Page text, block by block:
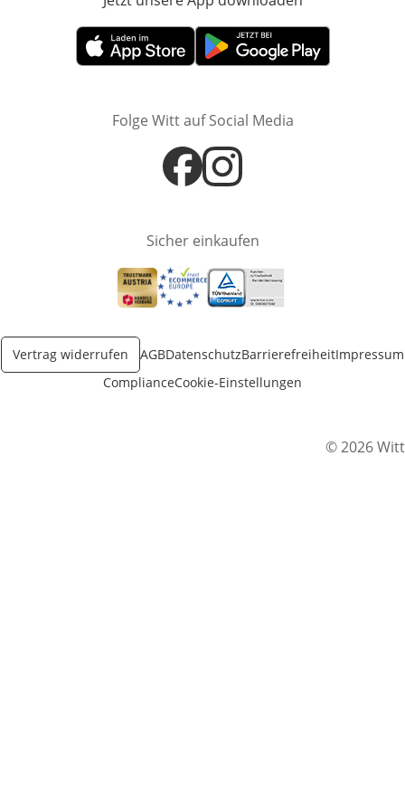
Öffnet in neuem FensterÖffnet in neuem Fenster
Folge Witt auf Social Media
Öffnet in neuem Fenster
Öffnet in neuem Fenster
Sicher einkaufen
Öffnet in neuem Fenster
Öffnet in neuem Fenster
Öffnet in neuem Fenster
Vertrag widerrufen AGBDatenschutzBarrierefreiheitImpressum
ComplianceCookie-Einstellungen
© 2026 Witt